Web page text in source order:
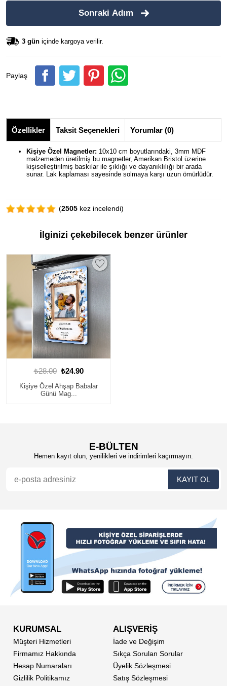
Sonraki Adım
3 gün içinde kargoya verilir.
Paylaş
Özellikler Taksit Seçenekleri Yorumlar (0)
Kişiye Özel Magnetler: 10x10 cm boyutlarındaki, 3mm MDF
malzemeden üretilmiş bu magnetler, Amerikan Bristol üzerine
kişiselleştirilmiş baskılar ile şıklığı ve dayanıklılığı bir arada
sunar. Lak kaplaması sayesinde solmaya karşı uzun ömürlüdür.
(2505 kez incelendi)
İlginizi çekebilecek benzer ürünler
₺28.00 ₺24.90
Kişiye Özel Ahşap Babalar
Günü Mag...
E-BÜLTEN
Hemen kayıt olun, yenilikleri ve indirimleri kaçırmayın.
KURUMSAL
Müşteri Hizmetleri
Firmamız Hakkında
Hesap Numaraları
Gizlilik Politikamız
ALIŞVERİŞ
İade ve Değişim
Sıkça Sorulan Sorular
Üyelik Sözleşmesi
Satış Sözleşmesi